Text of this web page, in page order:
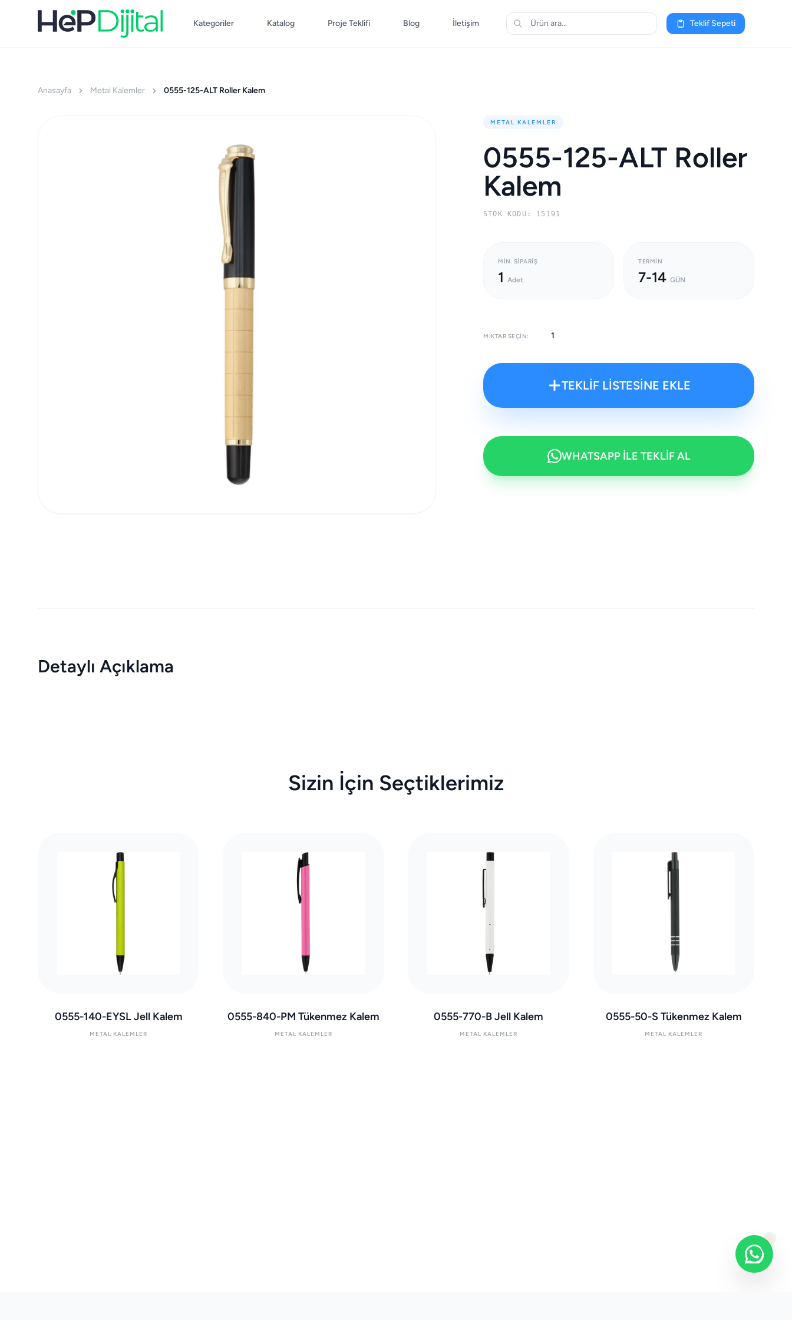
Kategoriler Katalog Proje Teklifi Blog İletişim Teklif Sepeti
Anasayfa Metal Kalemler 0555-125-ALT Roller Kalem
METAL KALEMLER
0555-125-ALT Roller
Kalem
STOK KODU: 15191
MIN. SIPARIŞ
1 Adet
TERMIN
7-14 GÜN
MIKTAR SEÇIN:
TEKLİF LİSTESİNE EKLE
WHATSAPP İLE TEKLİF AL
Detaylı Açıklama
Sizin İçin Seçtiklerimiz
0555-140-EYSL Jell Kalem
METAL KALEMLER
0555-840-PM Tükenmez Kalem
METAL KALEMLER
0555-770-B Jell Kalem
METAL KALEMLER
0555-50-S Tükenmez Kalem
METAL KALEMLER